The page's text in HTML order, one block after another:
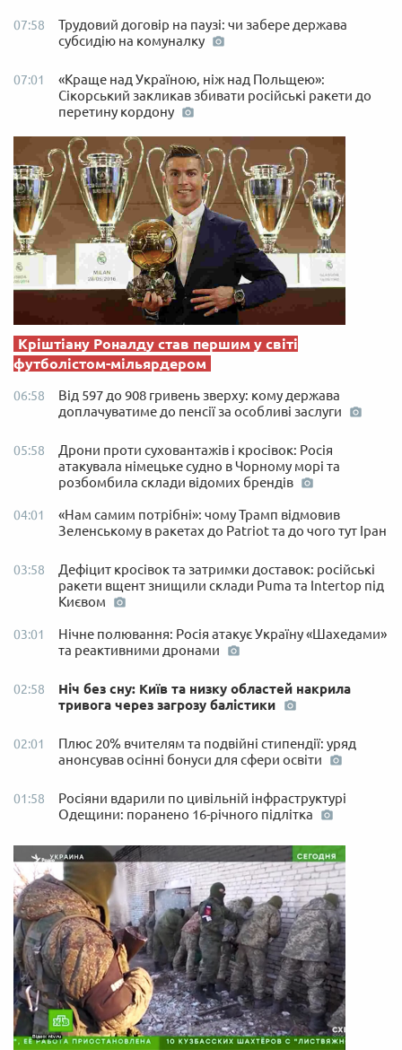
07:58
Трудовий договір на паузі: чи забере держава
субсидію на комуналку
07:01
«Краще над Україною, ніж над Польщею»:
Сікорський закликав збивати російські ракети до
перетину кордону
Кріштіану Роналду став першим у світі
футболістом-мільярдером
06:58
Від 597 до 908 гривень зверху: кому держава
доплачуватиме до пенсії за особливі заслуги
05:58
Дрони проти суховантажів і кросівок: Росія
атакувала німецьке судно в Чорному морі та
розбомбила склади відомих брендів
04:01
«Нам самим потрібні»: чому Трамп відмовив
Зеленському в ракетах до Patriot та до чого тут Іран
03:58
Дефіцит кросівок та затримки доставок: російські
ракети вщент знищили склади Puma та Intertop під
Києвом
03:01
Нічне полювання: Росія атакує Україну «Шахедами»
та реактивними дронами
02:58
Ніч без сну: Київ та низку областей накрила
тривога через загрозу балістики
02:01
Плюс 20% вчителям та подвійні стипендії: уряд
анонсував осінні бонуси для сфери освіти
01:58
Росіяни вдарили по цивільній інфраструктурі
Одещини: поранено 16-річного підлітка